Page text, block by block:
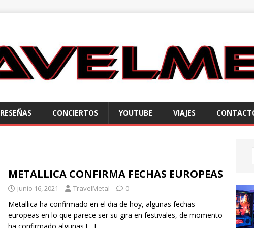
RESEÑAS CONCIERTOS YOUTUBE VIAJES
METALLICA CONFIRMA FECHAS EUROPEAS
junio 16, 2021 TravelMetal 0
Metallica ha confirmado en el dia de hoy, algunas fechas
europeas en lo que parece ser su gira en festivales, de momento
ha confirmado algunas […]